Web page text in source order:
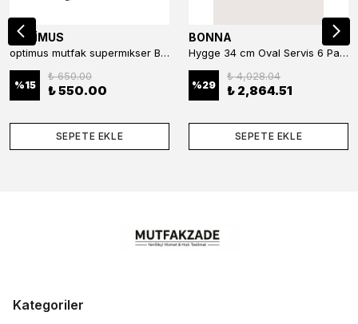
OPTİMUS
optimus mutfak supermıkser Bar Konteyner 6'lı 50×16×9 cm Kapaklı Polikarbon Organizer Bar & Kafe
%15
₺ 650.00
₺ 550.00
SEPETE EKLE
BONNA
Hygge 34 cm Oval Servis 6 Parça
%29
₺ 4,028.04
₺ 2,864.51
SEPETE EKLE
Kategoriler